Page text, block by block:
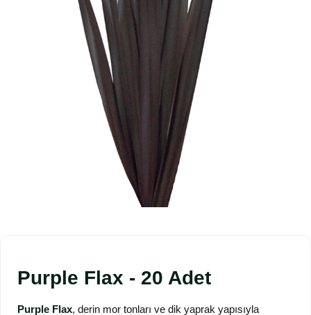
Purple Flax - 20 Adet
Purple Flax, derin mor tonları ve dik yaprak yapısıyla